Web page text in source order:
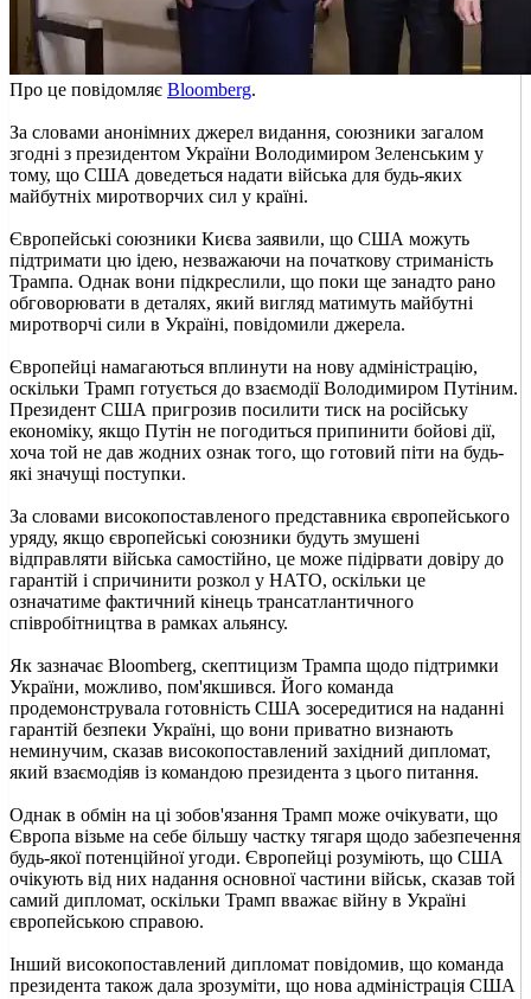
Про це повідомляє Bloomberg.
За словами анонімних джерел видання, союзники загалом
згодні з президентом України Володимиром Зеленським у
тому, що США доведеться надати війська для будь-яких
майбутніх миротворчих сил у країні.
Європейські союзники Києва заявили, що США можуть
підтримати цю ідею, незважаючи на початкову стриманість
Трампа. Однак вони підкреслили, що поки ще занадто рано
обговорювати в деталях, який вигляд матимуть майбутні
миротворчі сили в Україні, повідомили джерела.
Європейці намагаються вплинути на нову адміністрацію,
оскільки Трамп готується до взаємодії Володимиром Путіним.
Президент США пригрозив посилити тиск на російську
економіку, якщо Путін не погодиться припинити бойові дії,
хоча той не дав жодних ознак того, що готовий піти на будь-
які значущі поступки.
За словами високопоставленого представника європейського
уряду, якщо європейські союзники будуть змушені
відправляти війська самостійно, це може підірвати довіру до
гарантій і спричинити розкол у НАТО, оскільки це
означатиме фактичний кінець трансатлантичного
співробітництва в рамках альянсу.
Як зазначає Bloomberg, скептицизм Трампа щодо підтримки
України, можливо, пом'якшився. Його команда
продемонструвала готовність США зосередитися на наданні
гарантій безпеки Україні, що вони приватно визнають
неминучим, сказав високопоставлений західний дипломат,
який взаємодіяв із командою президента з цього питання.
Однак в обмін на ці зобов'язання Трамп може очікувати, що
Європа візьме на себе більшу частку тягаря щодо забезпечення
будь-якої потенційної угоди. Європейці розуміють, що США
очікують від них надання основної частини військ, сказав той
самий дипломат, оскільки Трамп вважає війну в Україні
європейською справою.
Інший високопоставлений дипломат повідомив, що команда
президента також дала зрозуміти, що нова адміністрація США